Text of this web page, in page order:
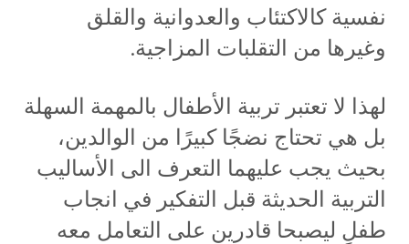
نفسية كالاكتئاب والعدوانية والقلق
وغيرها من التقلبات المزاجية.
لهذا لا تعتبر تربية الأطفال بالمهمة السهلة
بل هي تحتاج نضجًا كبيرًا من الوالدين،
بحيث يجب عليهما التعرف الى الأساليب
التربية الحديثة قبل التفكير في انجاب
طفلٍ ليصبحا قادرين على التعامل معه